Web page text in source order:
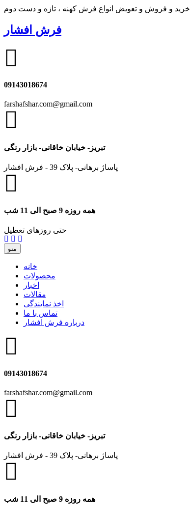
خرید و فروش و تعویض انواع فرش کهنه ، تازه و دست دوم
فرش افشار
09143018674
farshafshar.com@gmail.com
تبریز- خیابان خاقانی- بازار رنگی
پاساژ برهانی- پلاک 39 - فرش افشار
همه روزه 9 صبح الی 11 شب
حتی روزهای تعطیل
منو
خانه
محصولات
اخبار
مقالات
اخذ نمایندگی
تماس با ما
درباره فرش افشار
09143018674
farshafshar.com@gmail.com
تبریز- خیابان خاقانی- بازار رنگی
پاساژ برهانی- پلاک 39 - فرش افشار
همه روزه 9 صبح الی 11 شب